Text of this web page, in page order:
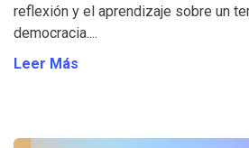
reflexión y el aprendizaje sobre un
democracia....
Leer Más